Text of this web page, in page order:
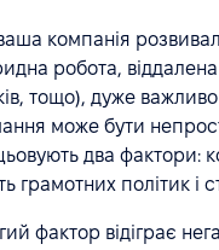
компанія
робота,
тощо), дуже
може бути
два
грамотних політик
фактор відіграє